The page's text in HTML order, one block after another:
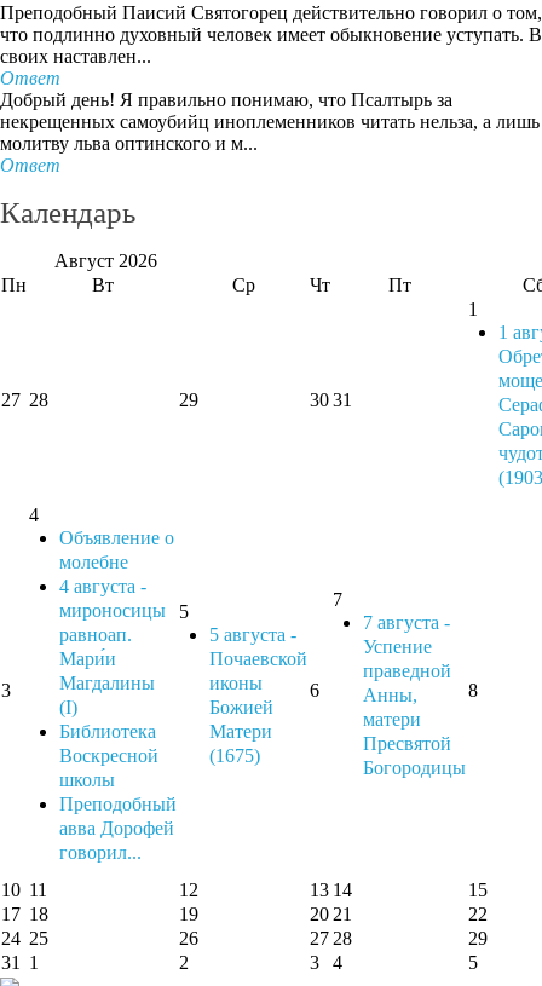
Преподобный Паисий Святогорец действительно говорил о том,
что подлинно духовный человек имеет обыкновение уступать. В
своих наставлен...
Ответ
Добрый день! Я правильно понимаю, что Псалтырь за
некрещенных самоубийц иноплеменников читать нельза, а лишь
молитву льва оптинского и м...
Ответ
Календарь
Август 2026
Пн
Вт Ср Чт Пт
27 28 29 3031
1
1
3
4
Объявление о
молебне
4 августа -
мироносицы
равноап.
Мари́и
Магдалины
(I)
Библиотека
Воскресной
школы
Преподобный
авва Дорофей
говорил...
5
5 августа -
Почаевской
иконы
Божией
Матери
(1675)
6
7
7 августа -
Успение
праведной
Анны,
матери
Пресвятой
Богородицы
8
10 11 12 13 14
15
17 18 19 20 21
22
24 25 26 27 28
29
31
1 2 3 4 5